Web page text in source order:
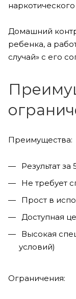
Домашний
ребенка, а
случай» с его
Преимущества:
Результат за
Не требует
Прост в
Доступная
Высокая
условий)
Ограничения: